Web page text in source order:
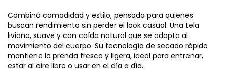
Combiná comodidad y estilo, pensada para quienes
buscan rendimiento sin perder el look casual. Una tela
liviana, suave y con caída natural que se adapta al
movimiento del cuerpo. Su tecnología de secado rápido
mantiene la prenda fresca y ligera, ideal para entrenar,
estar al aire libre o usar en el día a día.